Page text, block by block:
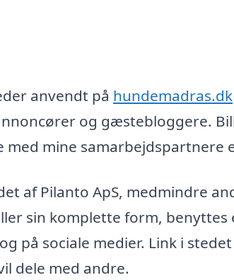
anvendt på hundemadras.dk
og gæstebloggere.
mine samarbejdspartnere
af Pilanto ApS, medmindre
sin komplette form,
på sociale medier. Link i
dele med andre.